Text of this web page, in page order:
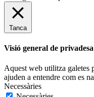
Tanca
Visió general de privadesa
Aquest web utilitza galetes
ajuden a entendre com es
Necessàries